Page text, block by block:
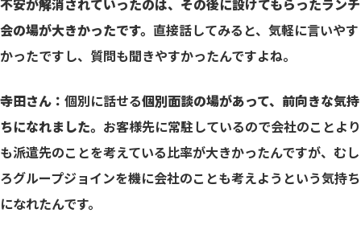
不安が解消されていったのは、その後に設けてもらったランチ
会の場が大きかったです。 直接話してみると、気軽に言いやす
かったですし、質問も聞きやすかったんですよね。
寺田さん： 個別に話せる個別面談の場があって、前向きな気持
ちになれました。 お客様先に常駐しているので会社のことより
も派遣先のことを考えている比率が大きかったんですが、むし
ろグループジョインを機に会社のことも考えようという気持ち
になれたんです。